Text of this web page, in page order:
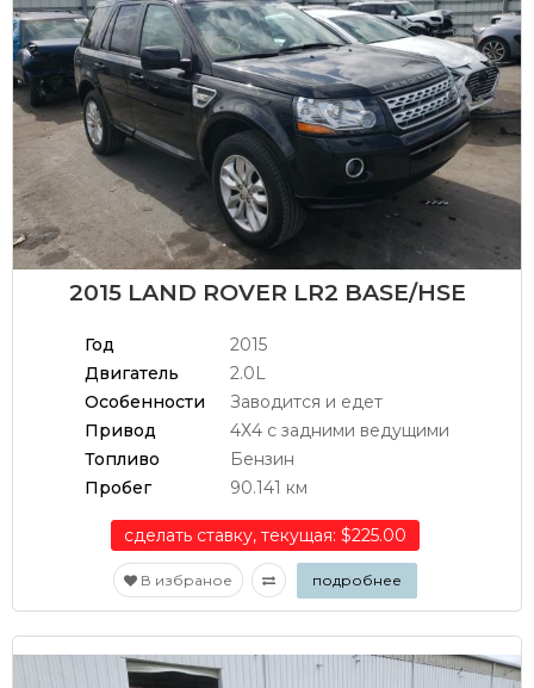
2015 LAND ROVER LR2 BASE/HSE
Год
2015
Двигатель
2.0L
Особенности
Заводится и едет
Привод
4Х4 с задними ведущими
Топливо
Бензин
Пробег
90.141 км
сделать ставку, текущая: $225.00
В избраное подробнее